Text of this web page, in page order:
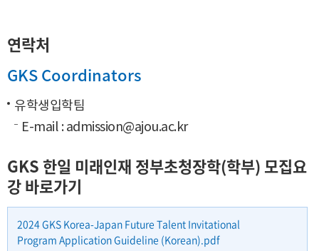
연락처
GKS Coordinators
유학생입학팀
E-mail :admission@ajou.ac.kr
GKS 한일 미래인재 정부초청장학(학부) 모집요
강 바로가기
2024 GKS Korea-Japan Future Talent Invitational
Program Application Guideline (Korean).pdf